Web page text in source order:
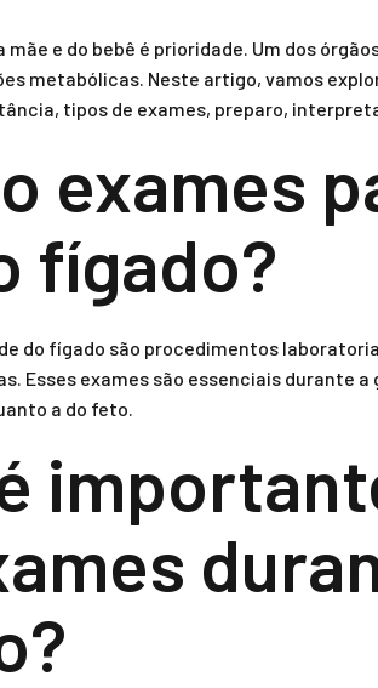
mãe e do bebê é prioridade. Um dos
metabólicas. Neste artigo, vamos
tipos de exames, preparo,
exames
fígado?
do fígado são procedimentos
Esses exames são essenciais durante
a do feto.